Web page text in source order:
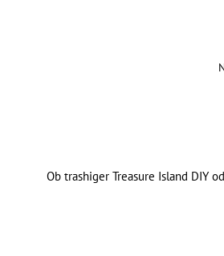
Ob trashiger Treasure Island DIY